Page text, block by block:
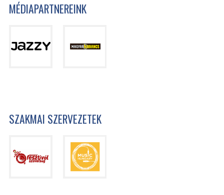
MÉDIAPARTNEREINK
SZAKMAI SZERVEZETEK